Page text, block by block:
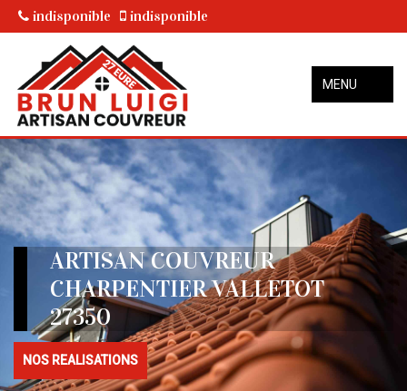
indisponible indisponible
MENU
ARTISAN COUVREUR
CHARPENTIER VALLETOT
27350
NOS REALISATIONS